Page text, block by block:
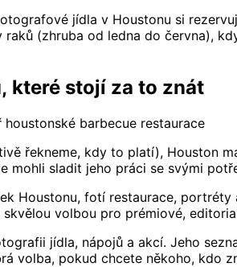
jídla v Houstonu si
(zhruba od ledna do června),
které stojí za to znát
barbecue restaurace
řekneme, kdy to platí), Houston
mohli sladit jeho práci se svými
Houstonu, fotí restaurace,
volbou pro prémiové,
jídla, nápojů a akcí. Jeho
volba, pokud chcete někoho, kdo